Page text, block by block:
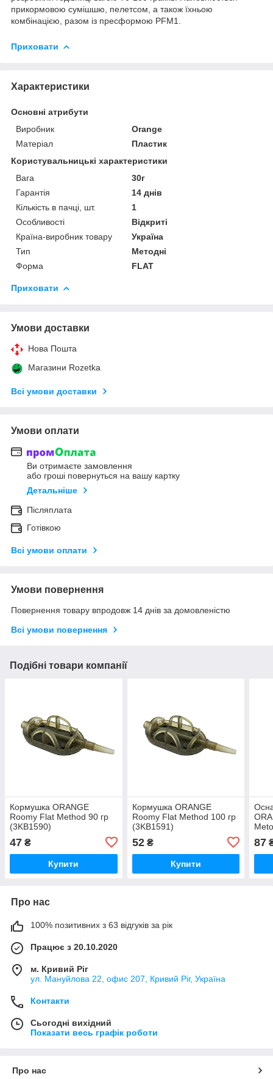
прикормовою сумішшю, пелетсом, а також їхньою
комбінацією, разом із пресформою PFM1.
Приховати
Характеристики
Основні атрибути
Виробник
Orange
Матеріал
Пластик
Користувальницькі характеристики
Вага
30г
Гарантія
14 днів
Кількість в пачці, шт.
1
Особливості
Відкриті
Країна-виробник товару
Україна
Тип
Методні
Форма
FLAT
Приховати
Умови доставки
Нова Пошта
Магазини Rozetka
Всі умови доставки
Умови оплати
Ви отримаєте замовлення
або гроші повернуться на вашу картку
Детальніше
Післяплата
Готівкою
Всі умови оплати
Умови повернення
Повернення товару впродовж 14 днів за домовленістю
Всі умови повернення
Подібні товари компанії
Кормушка ORANGE
Roomy Flat Method 90 гр
(3KB1590)
47 ₴
Купити
Кормушка ORANGE
Roomy Flat Method 100 гр
(3KB1591)
52₴
Купити
87
Про нас
100% позитивних з 63 відгуків за рік
Працює з 20.10.2020
м. Кривий Ріг
ул. Мануйлова 22, офис 207, Кривий Ріг, Україна
Контакти
Сьогодні вихідний
Показати весь графік роботи
Про нас